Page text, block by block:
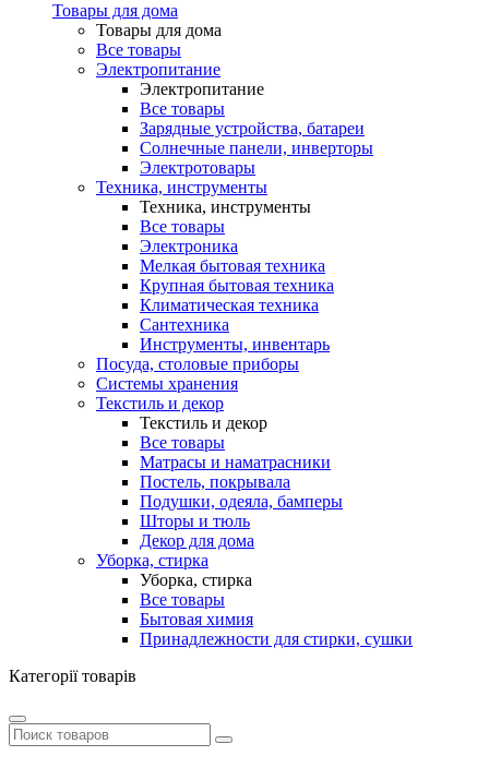
Товары для дома
Товары для дома
Все товары
Электропитание
Электропитание
Все товары
Зарядные устройства, батареи
Солнечные панели, инверторы
Электротовары
Техника, инструменты
Техника, инструменты
Все товары
Электроника
Мелкая бытовая техника
Крупная бытовая техника
Климатическая техника
Сантехника
Инструменты, инвентарь
Посуда, столовые приборы
Системы хранения
Текстиль и декор
Текстиль и декор
Все товары
Матрасы и наматрасники
Постель, покрывала
Подушки, одеяла, бамперы
Шторы и тюль
Декор для дома
Уборка, стирка
Уборка, стирка
Все товары
Бытовая химия
Принадлежности для стирки, сушки
Категорії товарів